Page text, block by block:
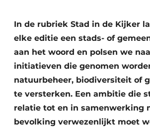
In de rubriek Stad in de Kijker
elke editie een stads- of
aan het woord en polsen we
initiatieven die genomen
natuurbeheer, biodiversiteit of
te versterken. Een ambitie die
relatie tot en in samenwerking
bevolking verwezenlijkt moet